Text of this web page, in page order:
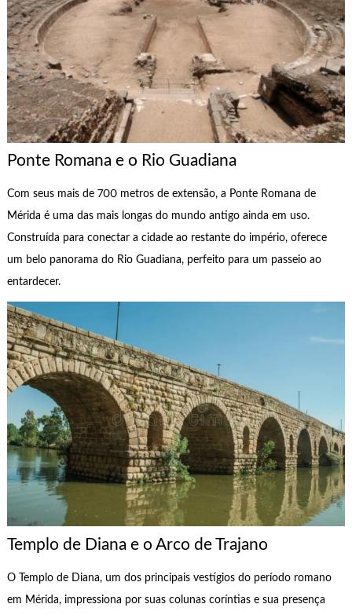
Ponte Romana e o Rio Guadiana
Com seus mais de 700 metros de extensão, a Ponte Romana de
Mérida é uma das mais longas do mundo antigo ainda em uso.
Construída para conectar a cidade ao restante do império, oferece
um belo panorama do Rio Guadiana, perfeito para um passeio ao
entardecer.
Templo de Diana e o Arco de Trajano
O Templo de Diana, um dos principais vestígios do período romano
em Mérida, impressiona por suas colunas coríntias e sua presença